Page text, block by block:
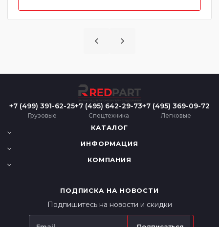
+7 (499) 391-62-25
Грузовые
+7 (495) 642-29-73
Спецтехника
+7 (495) 369-09-72
Легковые
КАТАЛОГ
ИНФОРМАЦИЯ
КОМПАНИЯ
ПОДПИСКА НА НОВОСТИ
Подпишитесь на новости и скидки